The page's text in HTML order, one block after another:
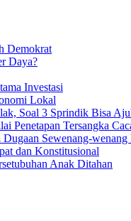
Demokrat
Daya?
Investasi
Lokal
Soal 3 Sprindik Bisa
Penetapan Tersangka
Sewenang-
dan Konstitusional
Anak Ditahan